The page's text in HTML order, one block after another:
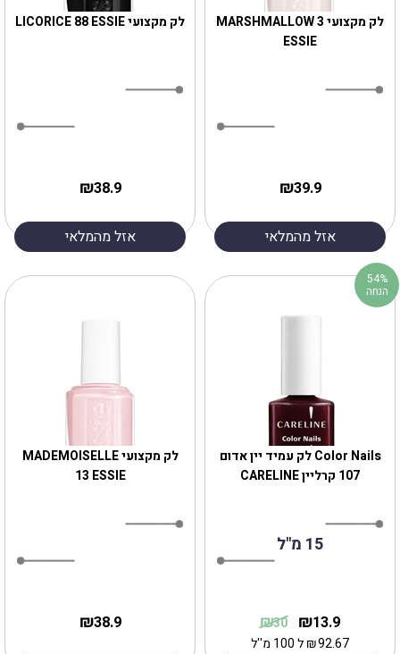
לק מקצועי LICORICE 88 ESSIE
38.9
₪
אזל מהמלאי
לק מקצועי MARSHMALLOW 3
ESSIE
39.9
₪
אזל מהמלאי
לק מקצועי MADEMOISELLE
13 ESSIE
38.9
₪
Color Nails לק עמיד יין אדום
107 קרליין CARELINE
15 מ"ל
13.9
₪
30
₪
92.67
₪ל 100 מ''ל
54%
הנחה